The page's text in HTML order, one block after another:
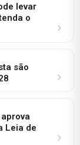
levar
o
são
Leia de